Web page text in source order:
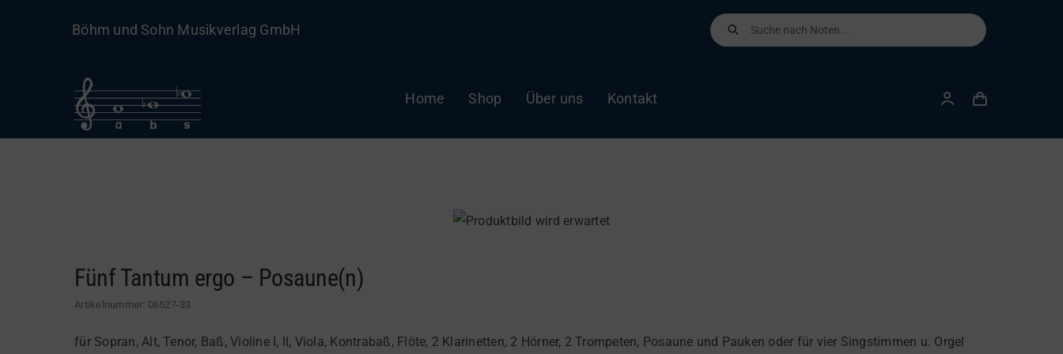
Böhm und Sohn Musikverlag GmbH
Products
search
Home Shop Über uns Kontakt
Fünf Tantum ergo – Posaune(n)
Artikelnummer: 06527-33
für Sopran, Alt, Tenor, Baß, Violine I, II, Viola, Kontrabaß, Flöte, 2 Klarinetten, 2 Hörner, 2 Trompeten, Posaune und Pauken oder für vier Singstimmen u. Orgel